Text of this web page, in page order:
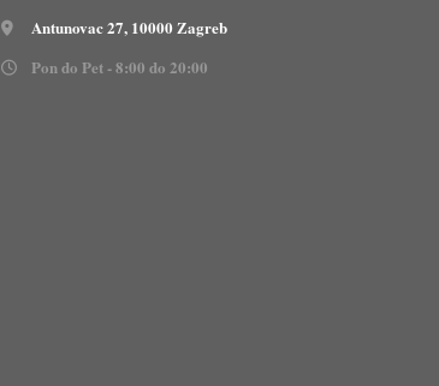
Antunovac 27, 10000 Zagreb
Pon do Pet - 8:00 do 20:00